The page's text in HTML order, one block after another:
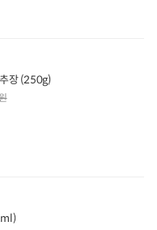
장 (250g)